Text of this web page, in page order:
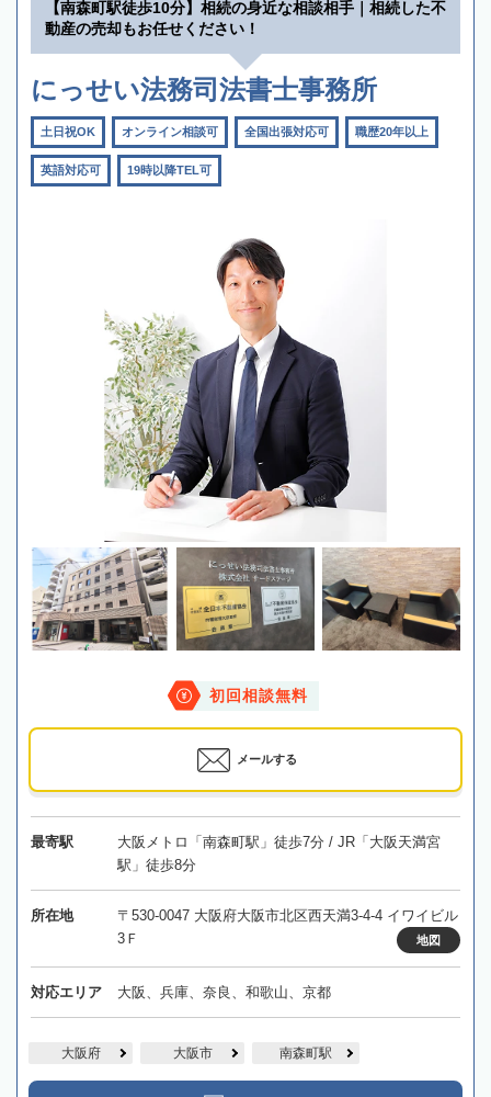
【南森町駅徒歩10分】相続の身近な相談相手｜相続した不
動産の売却もお任せください！
にっせい法務司法書士事務所
土日祝OK オンライン相談可 全国出張対応可 職歴20年以上
英語対応可 19時以降TEL可
初回相談無料
メールする
最寄駅
大阪メトロ「南森町駅」徒歩7分 / JR「大阪天満宮
駅」徒歩8分
所在地
〒530-0047 大阪府大阪市北区西天満3-4-4 イワイビル
3Ｆ
地図
対応エリア 大阪、兵庫、奈良、和歌山、京都
大阪府 大阪市 南森町駅